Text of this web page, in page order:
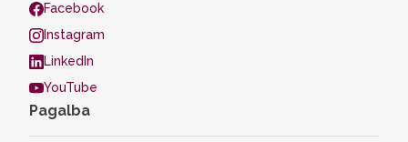
Facebook
Instagram
LinkedIn
YouTube
Pagalba